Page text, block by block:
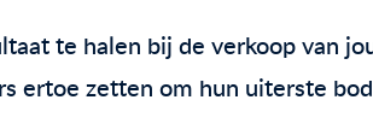
te halen bij de verkoop van
ertoe zetten om hun uiterste